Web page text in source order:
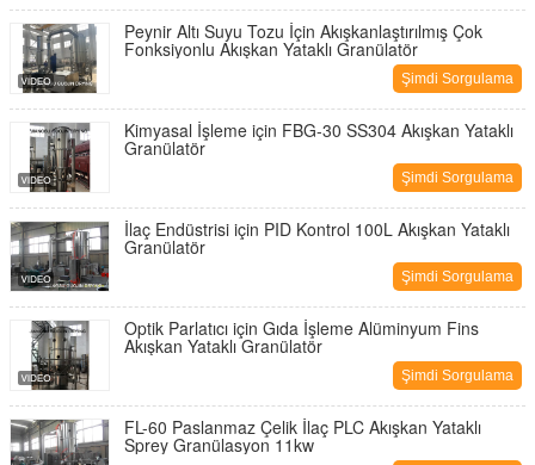
Peynir Altı Suyu Tozu İçin Akışkanlaştırılmış Çok
Fonksiyonlu Akışkan Yataklı Granülatör
Şimdi Sorgulama
Kimyasal İşleme için FBG-30 SS304 Akışkan Yataklı
Granülatör
Şimdi Sorgulama
İlaç Endüstrisi için PID Kontrol 100L Akışkan Yataklı
Granülatör
Şimdi Sorgulama
Optik Parlatıcı için Gıda İşleme Alüminyum Fins
Akışkan Yataklı Granülatör
Şimdi Sorgulama
FL-60 Paslanmaz Çelik İlaç PLC Akışkan Yataklı
Sprey Granülasyon 11kw